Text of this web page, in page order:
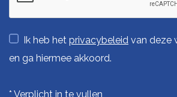
Ik heb het privacybeleid van deze
en ga hiermee akkoord.
* Verplicht in te vullen